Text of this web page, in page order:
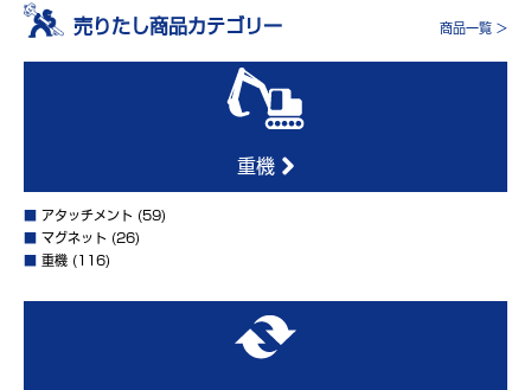
売りたし商品カテゴリー 商品一覧 >
重機
アタッチメント (59)
マグネット (26)
重機 (116)